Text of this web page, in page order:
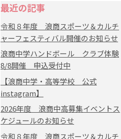
最近の記事
令和８年度 浪商スポーツ＆カルチ
ャーフェスティバル開催のお知らせ
浪商中学ハンドボール クラブ体験
8/8開催 申込受付中
【浪商中学・高等学校 公式
instagram】
2026年度 浪商中高募集イベントス
ケジュールのお知らせ
令和８年度 浪商スポーツ＆カルチ